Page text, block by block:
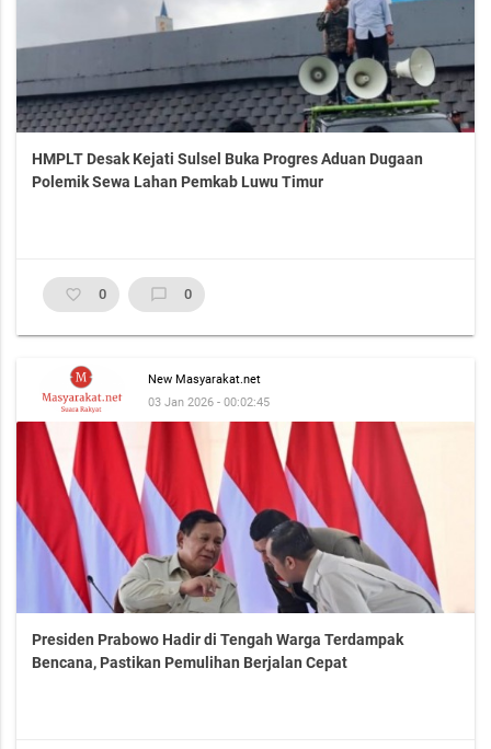
HMPLT Desak Kejati Sulsel Buka Progres Aduan Dugaan
Polemik Sewa Lahan Pemkab Luwu Timur
favorite_border 0 chat_bubble_outline 0
New Masyarakat.net
03 Jan 2026 - 00:02:45
Presiden Prabowo Hadir di Tengah Warga Terdampak
Bencana, Pastikan Pemulihan Berjalan Cepat